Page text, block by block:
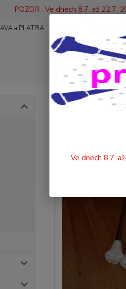
POZOR : Ve dnech 8.7. až
a PLATBA
Úvod HŮLKY
* HŮLKA
Ve dnech 8.7.